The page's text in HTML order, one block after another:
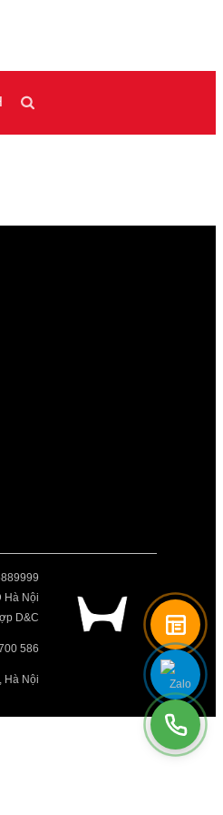
Hà Nội
D&C
586
Hà Nội